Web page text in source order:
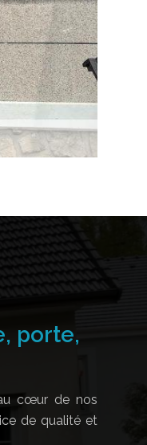
porte,
cœur de nos
de qualité et